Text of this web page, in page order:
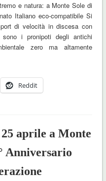
e natura: a Monte Sole di
Italiano eco-compatibile Si
di velocità in discesa con
sono i pronipoti degli antichi
zero ma altamente
Reddit
aprile a Monte
Anniversario